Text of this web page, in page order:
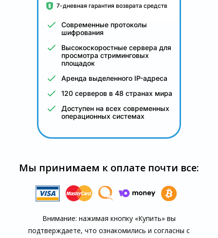
7-дневная гарантия возврата средств
Современные протоколы
шифрования
Высокоскоростные сервера для
просмотра стриминговых
площадок
Аренда выделенного IP-адреса
120 серверов в 48 странах мира
Доступен на всех современных
операционных системах
Мы принимаем к оплате почти все:
Внимание: нажимая кнопку «Купить» вы
подтверждаете, что озна­комились и согласны с